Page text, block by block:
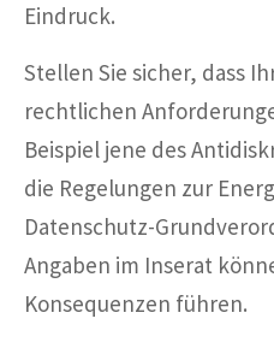
Eindruck.
Stellen Sie sicher, dass
rechtlichen
Beispiel jene des
die Regelungen zur
Datenschutz-
Angaben im Inserat
Konsequenzen führen.